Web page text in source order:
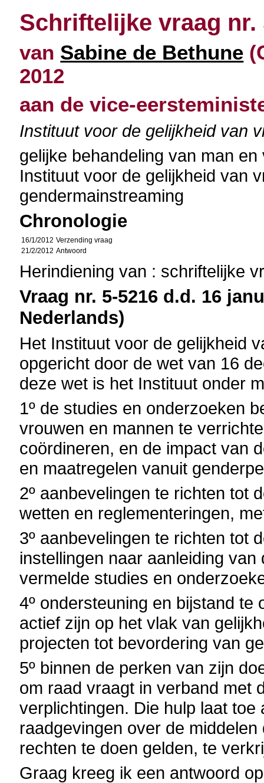
Schriftelijke vraag nr.
van Sabine de Bethune
2012
aan de vice-
Instituut voor de gelijkheid van
gelijke behandeling van man en
Instituut voor de gelijkheid van
gendermainstreaming
Chronologie
16/1/2012 Verzending vraag
21/2/2012 Antwoord
Herindiening van : schriftelijke
Vraag nr. 5-5216 d.d. 16
Nederlands)
Het Instituut voor de gelijkheid
opgericht door de wet van 16
deze wet is het Instituut onder
1º de studies en onderzoeken
vrouwen en mannen te
coördineren, en de impact van
en maatregelen vanuit
2º aanbevelingen te richten tot
wetten en reglementeringen,
3º aanbevelingen te richten tot
instellingen naar aanleiding
vermelde studies en
4º ondersteuning en bijstand
actief zijn op het vlak van
projecten tot bevordering van
5º binnen de perken van zijn
om raad vraagt in verband met
verplichtingen. Die hulp laat
raadgevingen over de
rechten te doen gelden, te
Graag kreeg ik een antwoord